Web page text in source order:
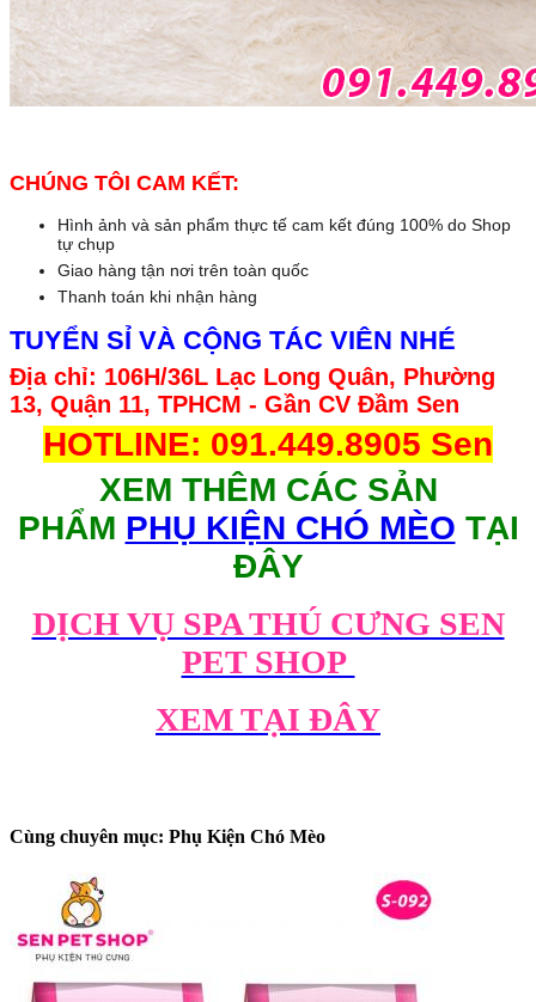
CHÚNG TÔI CAM KẾT:
Hình ảnh và sản phẩm thực tế cam kết đúng 100% do Shop
tự chụp
Giao hàng tận nơi trên toàn quốc
Thanh toán khi nhận hàng
TUYỂN SỈ VÀ CỘNG TÁC VIÊN NHÉ
Địa chỉ: 106H/36L Lạc Long Quân, Phường
13, Quận 11, TPHCM - Gần CV Đầm Sen
HOTLINE: 091.449.8905 Sen
XEM THÊM CÁC SẢN
PHẨM PHỤ KIỆN CHÓ MÈO TẠI
ĐÂY
DỊCH VỤ SPA THÚ CƯNG SEN
PET SHOP
XEM TẠI ĐÂY
Cùng chuyên mục: Phụ Kiện Chó Mèo